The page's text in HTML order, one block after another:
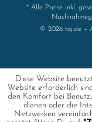
* Alle Preise inkl.
© 2026 toj.de –
Diese Website
Website erforderlich
den Komfort bei
dienen oder die
Netzwerken